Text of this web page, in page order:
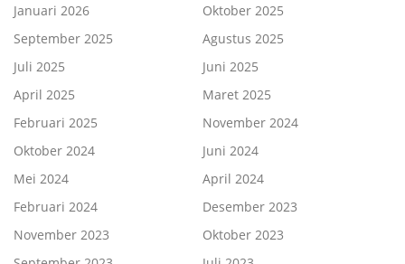
Januari 2026
Oktober 2025
September 2025
Agustus 2025
Juli 2025
Juni 2025
April 2025
Maret 2025
Februari 2025
November 2024
Oktober 2024
Juni 2024
Mei 2024
April 2024
Februari 2024
Desember 2023
November 2023
Oktober 2023